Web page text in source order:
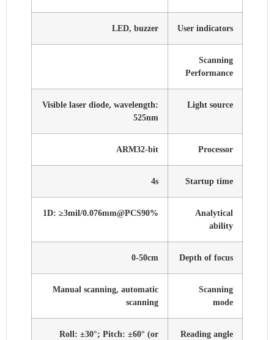
User indicators
LED, buzzer
Scanning
Performance
Light source
Visible laser diode, wavelength:
525nm
Processor
ARM32-bit
Startup time
4s
Analytical
ability
1D: ≥3mil/0.076mm@PCS90%
Depth of focus
0-50cm
Scanning
mode
Manual scanning, automatic
scanning
Reading angle
Roll: ±30°; Pitch: ±60° (or